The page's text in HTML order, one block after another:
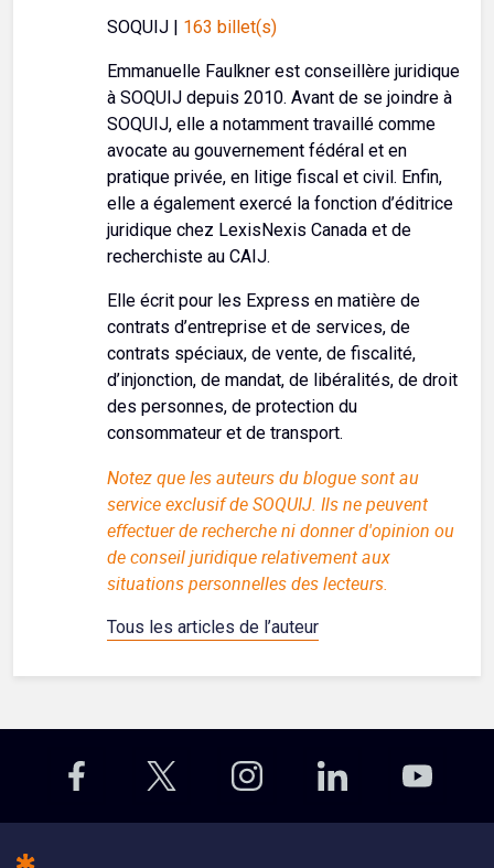
SOQUIJ | 163 billet(s)
Emmanuelle Faulkner est conseillère juridique
à SOQUIJ depuis 2010. Avant de se joindre à
SOQUIJ, elle a notamment travaillé comme
avocate au gouvernement fédéral et en
pratique privée, en litige fiscal et civil. Enfin,
elle a également exercé la fonction d’éditrice
juridique chez LexisNexis Canada et de
recherchiste au CAIJ.
Elle écrit pour les Express en matière de
contrats d’entreprise et de services, de
contrats spéciaux, de vente, de fiscalité,
d’injonction, de mandat, de libéralités, de droit
des personnes, de protection du
consommateur et de transport.
Notez que les auteurs du blogue sont au
service exclusif de SOQUIJ. Ils ne peuvent
effectuer de recherche ni donner d'opinion ou
de conseil juridique relativement aux
situations personnelles des lecteurs.
Tous les articles de l’auteur